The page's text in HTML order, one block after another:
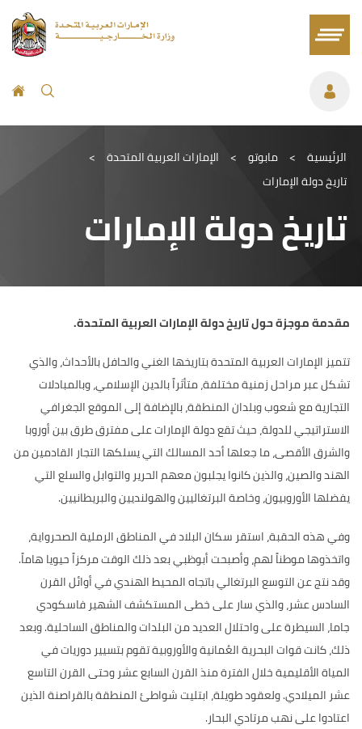
الرئيسية > مابوتو > الإمارات العربية المتحدة >
تاريخ دولة الإمارات
تاريخ دولة الإمارات
مقدمة موجزة حول تاريخ دولة الإمارات العربية المتحدة.
تتميز الإمارات العربية المتحدة بتاريخها الغني والحافل بالأحداث، والذي
تشكل عبر مراحلزمنية مختلفة، متأثراً بالدين الإسلامي، وبالمبادلات
التجارية مع شعوب وبلدان المنطقة، بالإضافة إلى الموقع الجغرافي
الاستراتيجي للدولة، حيث تقع دولة الإمارات على مفترق طرق بين أوروبا
والشرق الأقصى، ما جعلها أحد المسالك التي يسلكها التجار القادمين من
الهند والصين، والذين كانوا يجلبون معهم الحرير والتوابل والسلع التي
يفضلها الأوروبيون، وخاصة البرتغاليين والهولنديين والبريطانيين.
وفي هذه الحقبة،استقر سكان البلاد في المناطق الرملية الصحرواية،
واتخذوها موطناً لهم، وأصبحت أبوظبي بعد ذلك الوقت مركزاً حيويا هاماً.
وقد نتج عن التوسع البرتغالي باتجاه المحيط الهندي في أوائل القرن
السادس عشر، والذي سار على خطى المستكشف الشهير فاسكودي
جاما، السيطرة على واحتلال العديد من البلدات والمناطق الساحلية.وبعد
ذلك، كانت قوات البحرية العُمانية والأوروبية تقوم بتسيير دوريات في
المياة الأقليمية خلال الفترة منذ القرن السابع عشر وحتى القرن التاسع
عشر الميلادي.ولعقود طويلة، ابتليت شواطئ المنطقة بالقراصنة الذين
اعتادوا على نهب مرتادي البحار.